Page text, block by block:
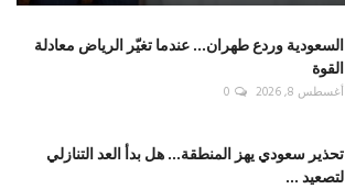
السعودية وردع طهران... عندما تغيّر الرياض معادلة
القوة
أغسطس 8, 2026 0
تحذير سعودي يهز المنطقة... هل بدأ العد التنازلي
لتصعيد ...